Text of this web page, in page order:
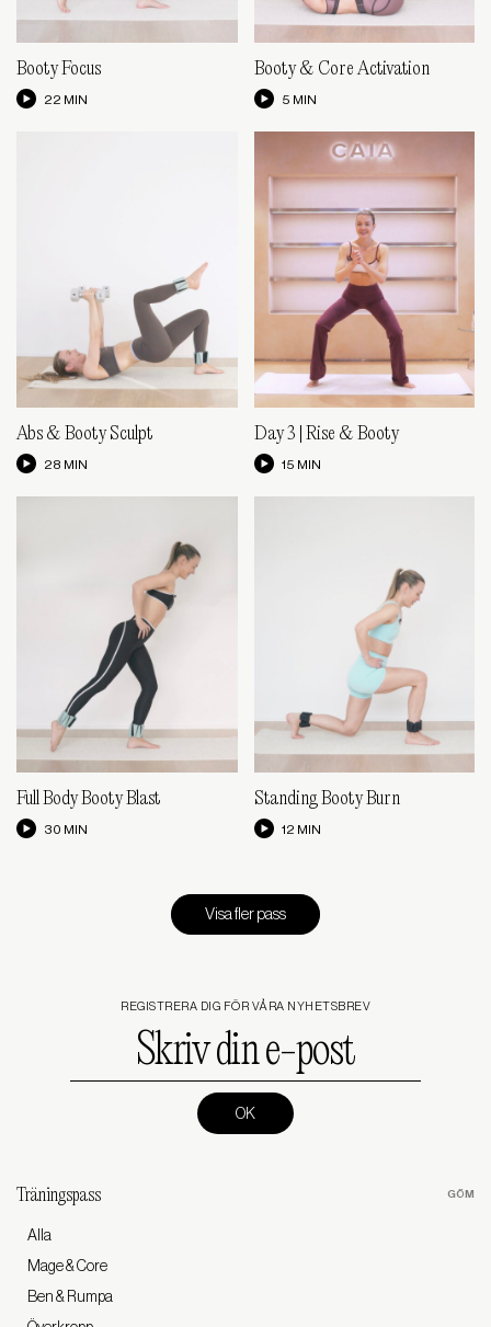
Booty Focus
22 MIN
Booty & Core Activation
5 MIN
Abs & Booty Sculpt
28 MIN
Day 3 | Rise & Booty
15 MIN
Full Body Booty Blast
30 MIN
Standing Booty Burn
12 MIN
Visa fler pass
Träningspass
Alla
Mage & Core
Ben & Rumpa
REGISTRERA DIG FÖR VÅRA NYHETSBREV
din
e-
post